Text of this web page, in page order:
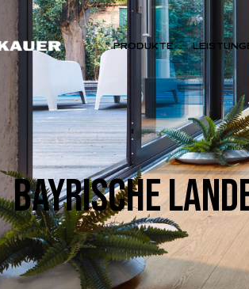
PRODUKTE
BAYRISCHE